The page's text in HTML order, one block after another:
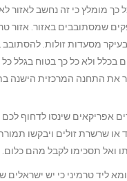
כך מומלץ כי זה נחשב לאזור
שמסתובבים באזור. אזור
מסעדות זולות. להסתובב
בכלל ולא כל כך בטוח בגלל
את התחנה המרכזית הישנה
אפריקאים שינסו לדחוף
או שרשרת זולים ויבקשו
ואל תסכימו לקבל מהם
ליד טרמיני כי יש